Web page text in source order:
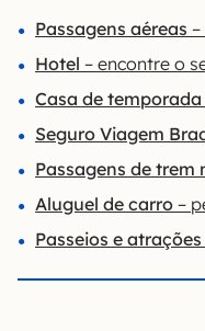
Passagens aéreas
Hotel – encontre o
Casa de temporada
Seguro Viagem
Passagens de trem
Aluguel de carro –
Passeios e atrações